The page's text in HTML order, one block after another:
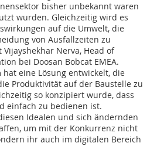
bisher unbekannt waren
wurden. Gleichzeitig wird es
auf die Umwelt, die
von Ausfallzeiten zu
Nerva, Head of
bei Doosan Bobcat EMEA.
hat eine Lösung entwickelt, die
Produktivität auf der Baustelle zu
so konzipiert wurde, dass
einfach zu bedienen ist.
Idealen und sich ändernden
um mit der Konkurrenz nicht
ihr auch im digitalen Bereich